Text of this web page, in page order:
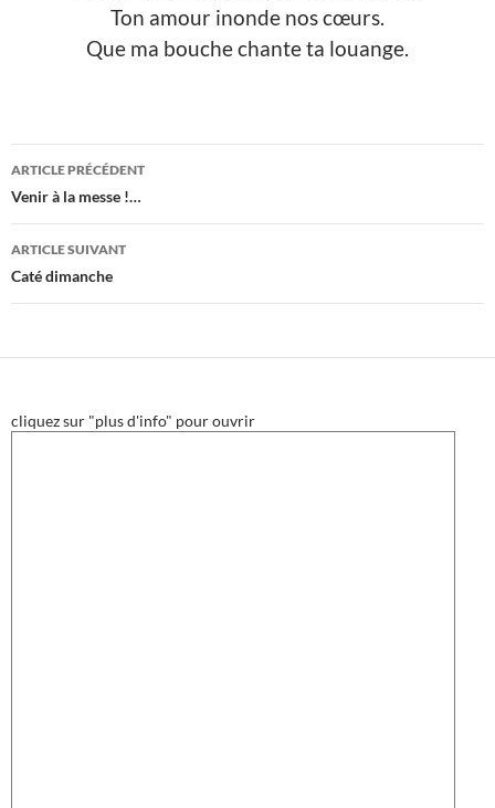
Ton amour inonde nos cœurs.
Que ma bouche chante ta louange.
Navigation
des
articles
ARTICLE PRÉCÉDENT
Venir à la messe !…
ARTICLE SUIVANT
Caté dimanche
cliquez sur "plus d'info" pour ouvrir